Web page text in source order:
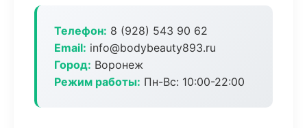
Телефон: 8 (928) 543 90 62
Email: info@bodybeauty893.ru
Город: Воронеж
Режим работы: Пн-Вс: 10:00-22:00